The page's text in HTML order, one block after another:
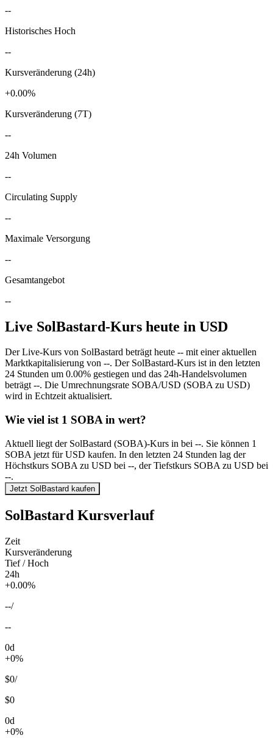
--
Historisches Hoch
--
Kursveränderung (24h)
+0.00%
Kursveränderung (7T)
--
24h Volumen
--
Circulating Supply
--
Maximale Versorgung
--
Gesamtangebot
--
Live SolBastard-Kurs heute in USD
Der Live-Kurs von SolBastard beträgt heute -- mit einer aktuellen
Marktkapitalisierung von --. Der SolBastard-Kurs ist in den letzten
24 Stunden um 0.00% gestiegen und das 24h-Handelsvolumen
beträgt --. Die Umrechnungsrate SOBA/USD (SOBA zu USD)
wird in Echtzeit aktualisiert.
Wie viel ist 1 SOBA in wert?
Aktuell liegt der SolBastard (SOBA)-Kurs in bei --. Sie können 1
SOBA jetzt für USD kaufen. In den letzten 24 Stunden lag der
Höchstkurs SOBA zu USD bei --, der Tiefstkurs SOBA zu USD bei
--.
Jetzt SolBastard kaufen
SolBastard Kursverlauf
Zeit
Kursveränderung
Tief / Hoch
24h
+0.00%
--/
--
0d
+0%
$0/
$0
0d
+0%